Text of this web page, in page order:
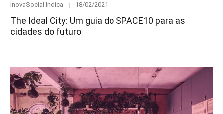
Category
InovaSocial Indica
Posted
18/02/2021
The Ideal City: Um guia do SPACE10 para as
cidades do futuro